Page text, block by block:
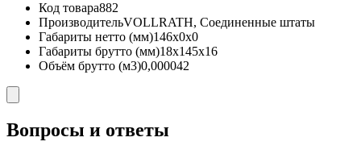
Код товара882
ПроизводительVOLLRATH, Соединенные штаты
Габариты нетто (мм)146x0x0
Габариты брутто (мм)18x145x16
Объём брутто (м3)0,000042
Вопросы и ответы